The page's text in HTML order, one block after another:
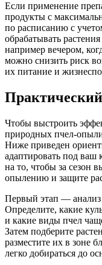
Если применение
продукты с
по расписанию с
обрабатывать
например вечером,
можно снизить риск
их питание и
Чтобы выстроить
природных пчел-
Ниже приведен
адаптировать под ваш
на то, чтобы за сезон
опылению и защите
Первый этап — анализ
Определите, какие
и какие виды пчел
Затем подберите
разместите их в зоне
легко добираться до